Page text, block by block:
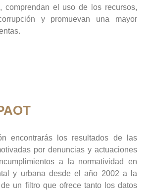
comprendan el uso de los recursos,
y promuevan una mayor
encontrarás los resultados de las
por denuncias y actuaciones
a la normatividad en
y urbana desde el año 2002 a la
un filtro que ofrece tanto los datos